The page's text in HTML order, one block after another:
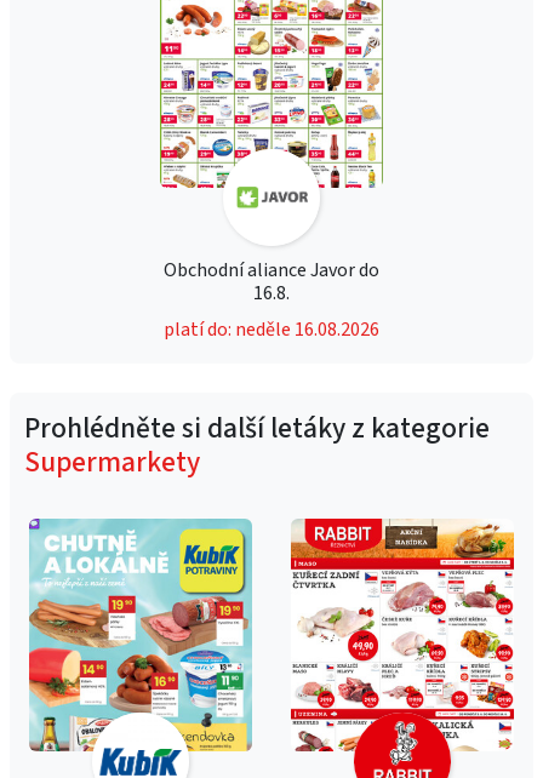
Obchodní aliance Javor do
16.8.
platí do: neděle 16.08.2026
Prohlédněte si další letáky z kategorie
Supermarkety